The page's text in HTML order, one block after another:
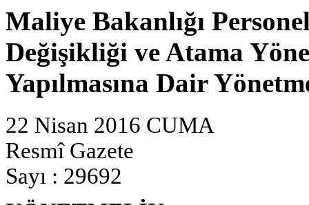
Maliye Bakanlığı
Değişikliği ve Atama
Yapılmasına Dair
22 Nisan 2016 CUMA
Resmî Gazete
Sayı : 29692